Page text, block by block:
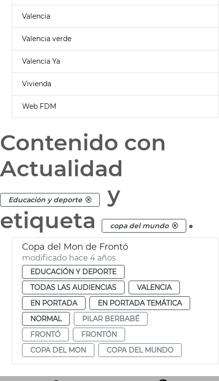
Valencia
Valencia verde
Valencia Ya
Vivienda
Web FDM
Contenido con
Actualidad
Educación y deporte
y
etiqueta
copa del mundo .
Copa del Mon de Frontó
modificado hace 4 años
EDUCACIÓN Y DEPORTE
TODAS LAS AUDIENCIAS
VALENCIA
EN PORTADA
EN PORTADA TEMÁTICA
NORMAL
PILAR BERBABÉ
FRONTÓ
FRONTÓN
COPA DEL MON
COPA DEL MUNDO